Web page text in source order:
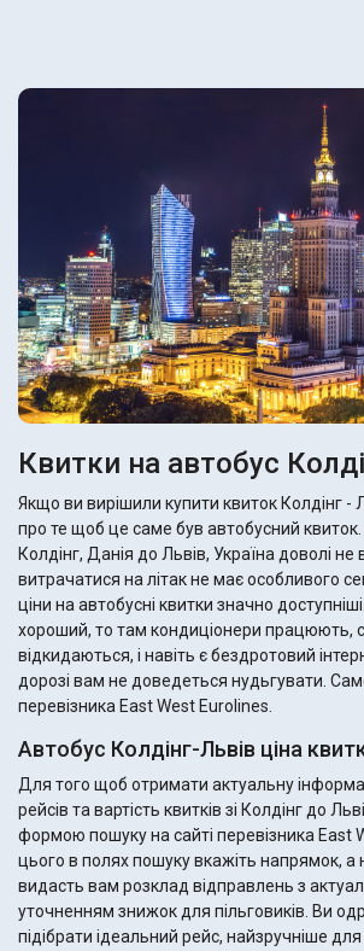
Квитки на автобус
Якщо ви вирішили купити квиток Колдінг -
про те щоб це саме був автобусний квиток.
Колдінг, Данія до Львів, Україна доволі
витрачатися на літак не має особливого
ціни на автобусні квитки значно доступніші. А якщо автобус
хороший, то там кондиціонери працюють,
відкидаються, і навіть є бездротовий
дорозі вам не доведеться нудьгувати.
перевізника East West Eurolines.
Автобус Колдінг-Львів ціна
Для того щоб отримати актуальну
рейсів та вартість квитків зі Колдінг до
формою пошуку на сайті перевізника East
цього в полях пошуку вкажіть напрямок, а
видасть вам розклад відправлень з
уточненням знижок для пільговиків. Ви одразу можете
підібрати ідеальний рейс, найзручніше для